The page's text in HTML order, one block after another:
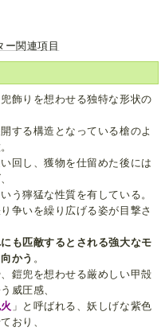
ー関連項目
飾りを想わせる独特な形状の
する構造となっている槍のよ
回し、獲物を仕留めた後には
いう獰猛な性質を有している。
争いを繰り広げる姿が目撃さ
も匹敵するとされる強大なモ
かう 。
鎧兜を想わせる厳めしい甲殻
威圧感、
」と呼ばれる、妖しげな紫色
おり、